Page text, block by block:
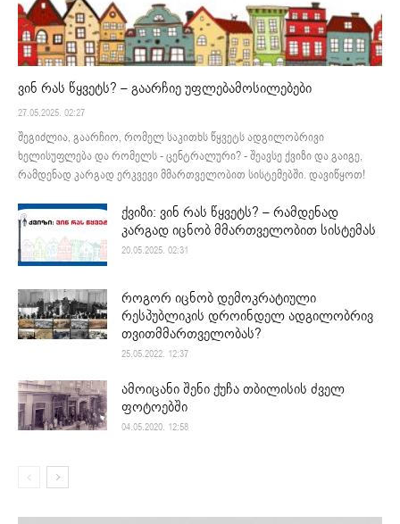
ვინ რას წყვეტს? – გაარჩიე უფლებამოსილებები
27.05.2025. 02:27
შეგიძლია, გაარჩიო, რომელ საკითხს წყვეტს ადგილობრივი
ხელისუფლება და რომელს - ცენტრალური? - შეავსე ქვიზი და გაიგე,
რამდენად კარგად ერკვევი მმართველობით სისტემებში. დავიწყოთ!
ქვიზი: ვინ რას წყვეტს? – რამდენად
კარგად იცნობ მმართველობით სისტემას
20.05.2025. 02:31
როგორ იცნობ დემოკრატიული
რესპუბლიკის დროინდელ ადგილობრივ
თვითმმართველობას?
25.05.2022. 12:37
ამოიცანი შენი ქუჩა თბილისის ძველ
ფოტოებში
04.05.2020. 12:58